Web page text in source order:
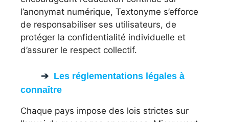
l’anonymat numérique, Textonyme s’efforce
de responsabiliser ses utilisateurs, de
protéger la confidentialité individuelle et
d’assurer le respect collectif.
Les réglementations légales à
connaître
Chaque pays impose des lois strictes sur